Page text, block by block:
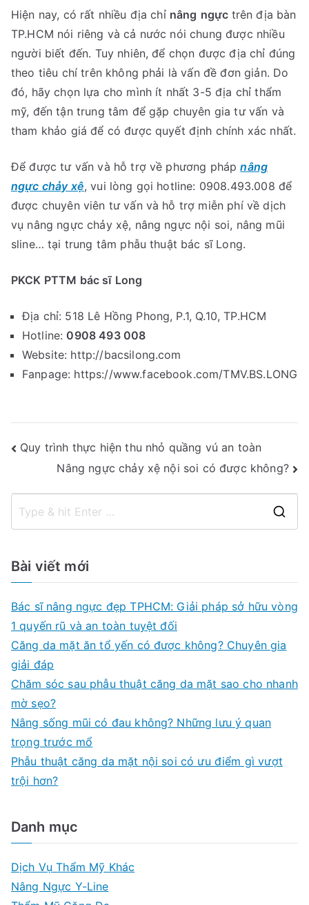
Hiện nay, có rất nhiều địa chỉ nâng ngực trên địa bàn
TP.HCM nói riêng và cả nước nói chung được nhiều
người biết đến. Tuy nhiên, để chọn được địa chỉ đúng
theo tiêu chí trên không phải là vấn đề đơn giản. Do
đó, hãy chọn lựa cho mình ít nhất 3-5 địa chỉ thẩm
mỹ, đến tận trung tâm để gặp chuyên gia tư vấn và
tham khảo giá để có được quyết định chính xác nhất.
Để được tư vấn và hỗ trợ về phương phápnâng
ngực chảy xệ, vui lòng gọi hotline: 0908.493.008 để
được chuyên viên tư vấn và hỗ trợ miễn phí về dịch
vụ nâng ngực chảy xệ, nâng ngực nội soi, nâng mũi
sline… tại trung tâm phẫu thuật bác sĩ Long.
PKCK PTTM bác sĩ Long
Địa chỉ: 518 Lê Hồng Phong, P.1, Q.10, TP.HCM
Hotline: 0908 493 008
Website: http://bacsilong.com
Fanpage: https://www.facebook.com/TMV.BS.LONG
Điều
hướng
bài
viết
Quy trình thực hiện thu nhỏ quầng vú an toàn
Nâng ngực chảy xệ nội soi có được không?
h
Bài viết mới
Bác sĩ nâng ngực đẹp TPHCM: Giải pháp sở hữu vòng
1 quyến rũ và an toàn tuyệt đối
Căng da mặt ăn tổ yến có được không? Chuyên gia
giải đáp
Chăm sóc sau phẫu thuật căng da mặt sao cho nhanh
mờ sẹo?
Nâng sống mũi có đau không? Những lưu ý quan
trọng trước mổ
Phẫu thuật căng da mặt nội soi có ưu điểm gì vượt
trội hơn?
Danh mục
Dịch Vụ Thẩm Mỹ Khác
Nâng Ngực Y-Line